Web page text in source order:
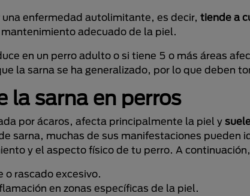
una enfermedad autolimitante, es decir, tiende a
mantenimiento adecuado de la piel.
en un perro adulto o si tiene 5 o más áreas
la sarna se ha generalizado, por lo que deben
la sarna en perros
por ácaros, afecta principalmente la piel y
sarna, muchas de sus manifestaciones pueden
y el aspecto físico de tu perro. A
o rascado excesivo.
en zonas específicas de la piel.